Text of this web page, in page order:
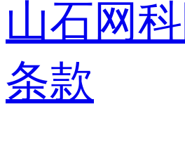
山石网
条款